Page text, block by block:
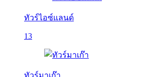
ทัวร์ไอซ์แลนด์
13
ทัวร์มาเก๊า